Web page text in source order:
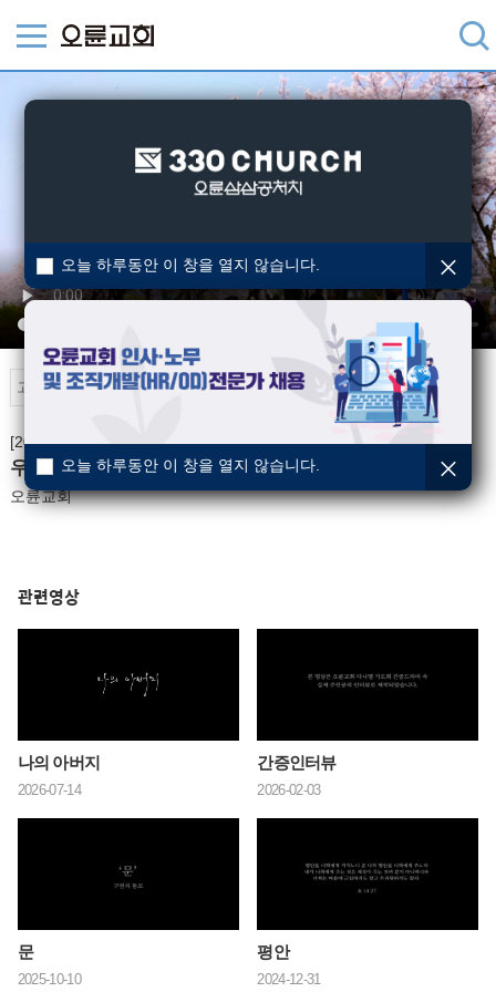
오륜TV
[2023-08-27] 간증드라마
우리이혼할까요
오륜교회
관련영상
나의 아버지
2026-07-14
간증인터뷰
2026-02-03
문
2025-10-10
평안
2024-12-31
오늘 하루동안 이 창을 열지 않습니다.
오늘 하루동안 이 창을 열지 않습니다.